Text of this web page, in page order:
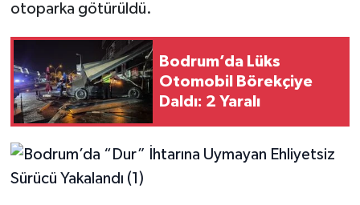
otoparka götürüldü.
Bodrum’da Lüks
Otomobil Börekçiye
Daldı: 2 Yaralı